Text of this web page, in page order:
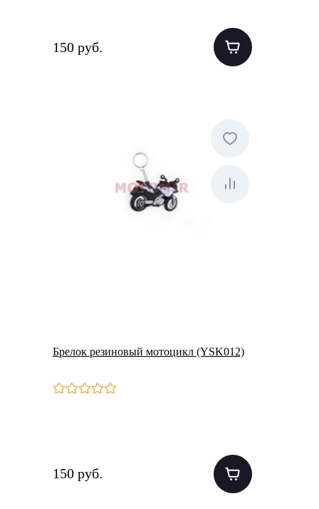
150 руб.
Брелок резиновый мотоцикл (YSK012)
150 руб.